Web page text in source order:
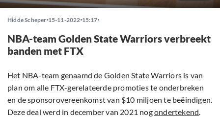
Hidde Scheper 15-11-2022 15:17
NBA-team Golden State Warriors verbreekt
banden met FTX
Het NBA-team genaamd de Golden State Warriors is van
plan om alle FTX-gerelateerde promoties te onderbreken
en de sponsorovereenkomst van $10 miljoen te beëindigen.
Deze deal werd in december van 2021 nogondertekend.